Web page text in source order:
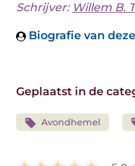
Schrijver: Willem B.
Biografie van
Geplaatst in de
Avondhemel